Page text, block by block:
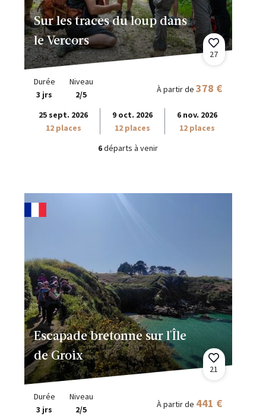
Sur les traces du loup dans
le Vercors
27
Durée
3 jrs
Niveau
2/5
À partir de 378 €
25 sept. 2026
12 places
9 oct. 2026
12 places
6 nov. 2026
12 places
6départs à venir
Escapade bretonne sur l'Île
de Groix
21
Durée
3 jrs
Niveau
2/5
À partir de 441 €